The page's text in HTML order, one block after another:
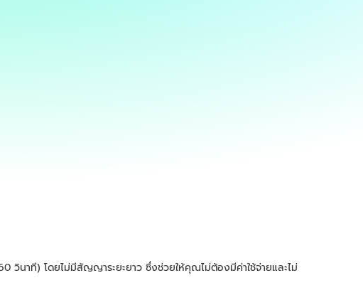
วินาที) โดยไม่มีสัญญาระยะยาว ซึ่งช่วยให้คุณไม่ต้องมีค่าใช้จ่ายและไม่